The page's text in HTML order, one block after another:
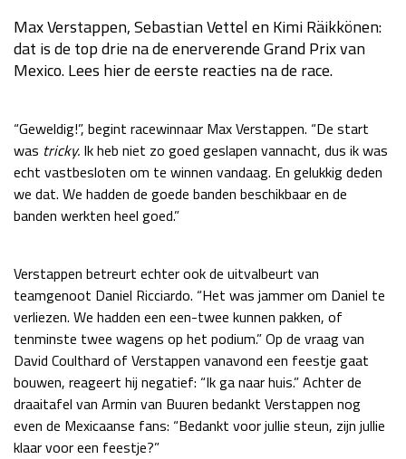
Kwalificatie
za 22:00 - 23:00
Race
Kwalificatie
za 19:00 - 20:00
Race
zo 18:00 - 20:00
LAS VEGAS GRAND PRIX 2026 20 - 22 nov
Race
zo 05:00 - 07:00
GP QATAR 2026 27 - 29 nov
GP ABU DHABI 2026
Kwalificatie
za 15:00 - 16:00
Race
zo 14:00 - 16:00
Max Verstappen, Sebastian Vettel en Kimi Räikkönen:
dat is de top drie na de enerverende Grand Prix van
Mexico. Lees hier de eerste reacties na de race.
“Geweldig!”, begint racewinnaar Max Verstappen. “De start
was tricky. Ik heb niet zo goed geslapen vannacht, dus ik was
echt vastbesloten om te winnen vandaag. En gelukkig deden
we dat. We hadden de goede banden beschikbaar en de
banden werkten heel goed.”
Verstappen betreurt echter ook de uitvalbeurt van
teamgenoot Daniel Ricciardo. “Het was jammer om Daniel te
verliezen. We hadden een een-twee kunnen pakken, of
tenminste twee wagens op het podium.” Op de vraag van
David Coulthard of Verstappen vanavond een feestje gaat
bouwen, reageert hij negatief: “Ik ga naar huis.” Achter de
draaitafel van Armin van Buuren bedankt Verstappen nog
even de Mexicaanse fans: “Bedankt voor jullie steun, zijn jullie
klaar voor een feestje?”